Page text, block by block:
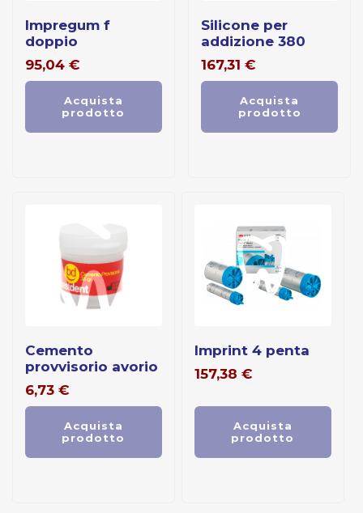
impregum f
doppio
95,04 €
Acquista
prodotto
silicone per
addizione 380
167,31 €
Acquista
prodotto
cemento
provvisorio avorio
6,73 €
Acquista
prodotto
imprint 4 penta
157,38 €
Acquista
prodotto